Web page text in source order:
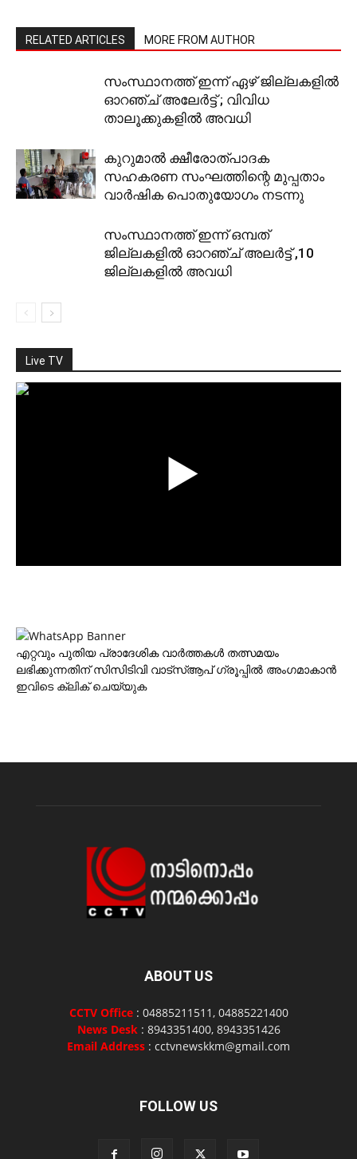
RELATED ARTICLES MORE FROM AUTHOR
സംസ്ഥാനത്ത് ഇന്ന് ഏഴ് ജില്ലകളില്‍
ഓറഞ്ച് അലേര്‍ട്ട് ; വിവിധ
താലൂക്കുകളില്‍ അവധി
കുറുമാല്‍ ക്ഷീരോത്പാദക
സഹകരണ സംഘത്തിന്റെ മുപ്പതാം
വാര്‍ഷിക പൊതുയോഗം നടന്നു
സംസ്ഥാനത്ത് ഇന്ന്‌ ഒമ്പത്
ജില്ലകളിൽ ഓറഞ്ച് അലർട്ട് ,10
ജില്ലകളിൽ അവധി
Live TV
എറ്റവും പുതിയ പ്രാദേശിക വാര്‍ത്തകള്‍ തത്സമയം
ലഭിക്കുന്നതിന് സിസിടിവി വാട്‌സ്ആപ് ഗ്രൂപ്പില്‍ അംഗമാകാന്‍
ഇവിടെ ക്ലിക് ചെയ്യുക
ABOUT US
CCTV Office: 04885211511, 04885221400
News Desk: 8943351400, 8943351426
Email Address : cctvnewskkm@gmail.com
FOLLOW US